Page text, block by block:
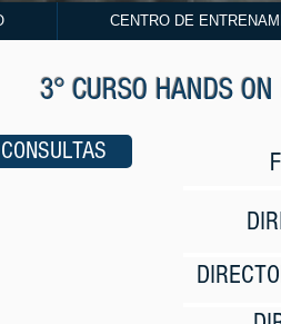
CENTRO DE
CONSULTAS
3° CURSO HANDS